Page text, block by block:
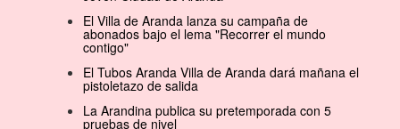
El Villa de Aranda lanza su campaña de
abonados bajo el lema "Recorrer el mundo
contigo"
El Tubos Aranda Villa de Aranda dará mañana el
pistoletazo de salida
La Arandina publica su pretemporada con 5
pruebas de nivel